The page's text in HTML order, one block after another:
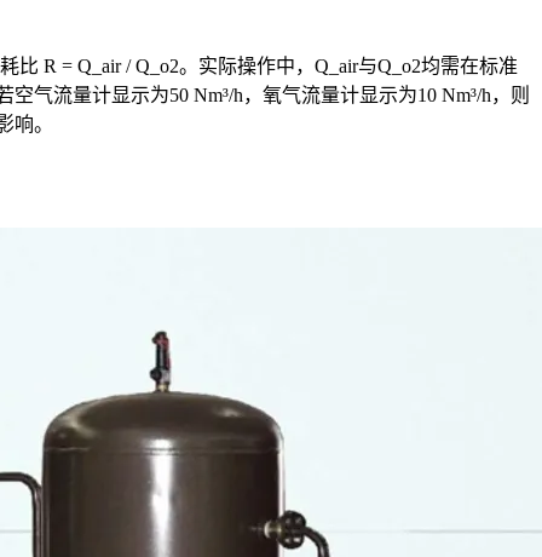
R = Q_air / Q_o2。实际操作中，Q_air与Q_o2均需在标准
气流量计显示为50 Nm³/h，氧气流量计显示为10 Nm³/h，则
响。